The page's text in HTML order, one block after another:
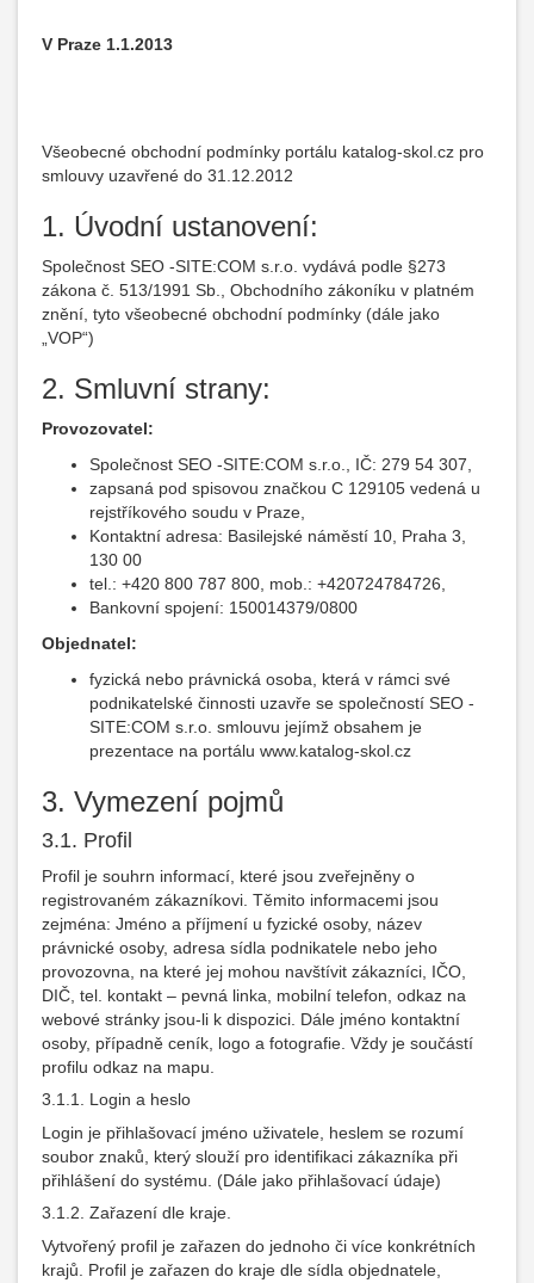
V Praze 1.1.2013
Všeobecné obchodní podmínky portálu katalog-skol.cz pro
smlouvy uzavřené do 31.12.2012
1. Úvodní ustanovení:
Společnost SEO -SITE:COM s.r.o. vydává podle §273
zákona č. 513/1991 Sb., Obchodního zákoníku v platném
znění, tyto všeobecné obchodní podmínky (dále jako
„VOP“)
2. Smluvní strany:
Provozovatel:
Společnost SEO -SITE:COM s.r.o., IČ: 279 54 307,
zapsaná pod spisovou značkou C 129105 vedená u
rejstříkového soudu v Praze,
Kontaktní adresa: Basilejské náměstí 10, Praha 3,
130 00
tel.: +420 800 787 800, mob.: +420724784726,
Bankovní spojení: 150014379/0800
Objednatel:
fyzická nebo právnická osoba, která v rámci své
podnikatelské činnosti uzavře se společností SEO -
SITE:COM s.r.o. smlouvu jejímž obsahem je
prezentace na portálu www.katalog-skol.cz
3. Vymezení pojmů
3.1. Profil
Profil je souhrn informací, které jsou zveřejněny o
registrovaném zákazníkovi. Těmito informacemi jsou
zejména: Jméno a příjmení u fyzické osoby, název
právnické osoby, adresa sídla podnikatele nebo jeho
provozovna, na které jej mohou navštívit zákazníci, IČO,
DIČ, tel. kontakt – pevná linka, mobilní telefon, odkaz na
webové stránky jsou-li k dispozici. Dále jméno kontaktní
osoby, případně ceník, logo a fotografie. Vždy je součástí
profilu odkaz na mapu.
3.1.1. Login a heslo
Login je přihlašovací jméno uživatele, heslem se rozumí
soubor znaků, který slouží pro identifikaci zákazníka při
přihlášení do systému. (Dále jako přihlašovací údaje)
3.1.2. Zařazení dle kraje.
Vytvořený profil je zařazen do jednoho či více konkrétních
krajů. Profil je zařazen do kraje dle sídla objednatele,